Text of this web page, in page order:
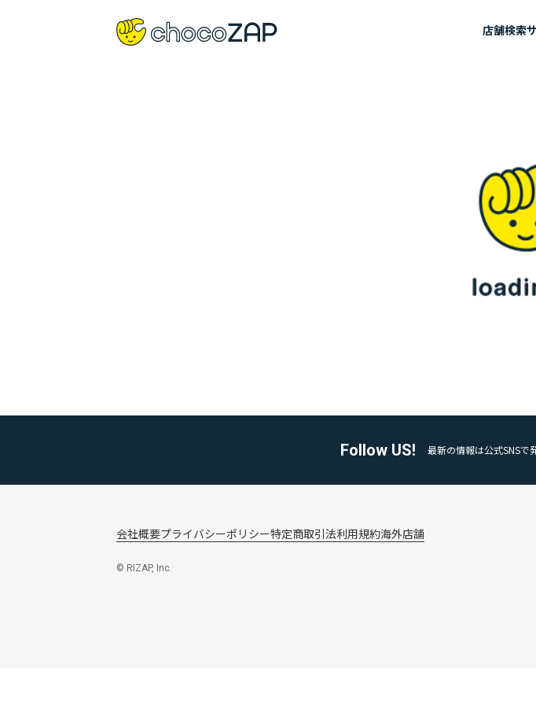
店舗検索
Follow US! 最新の情報は公式SNSで
会社概要プライバシーポリシー特定商取引法利用規約海外店舗
© RIZAP, Inc.